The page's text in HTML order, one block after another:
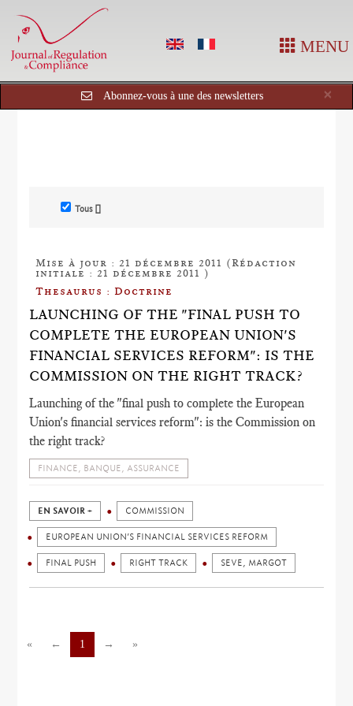
MENU
×
Abonnez-vous à une des newsletters
Tous []
Mise à jour : 21 décembre 2011 (Rédaction
initiale : 21 décembre 2011 )
Thesaurus : Doctrine
LAUNCHING OF THE "FINAL PUSH TO
COMPLETE THE EUROPEAN UNION'S
FINANCIAL SERVICES REFORM": IS THE
COMMISSION ON THE RIGHT TRACK?
Launching of the "final push to complete the European
Union's financial services reform": is the Commission on
the right track?
FINANCE, BANQUE, ASSURANCE
EN SAVOIR + COMMISSION
EUROPEAN UNION’S FINANCIAL SERVICES REFORM
FINAL PUSH RIGHT TRACK SEVE, MARGOT
« ← 1 → »